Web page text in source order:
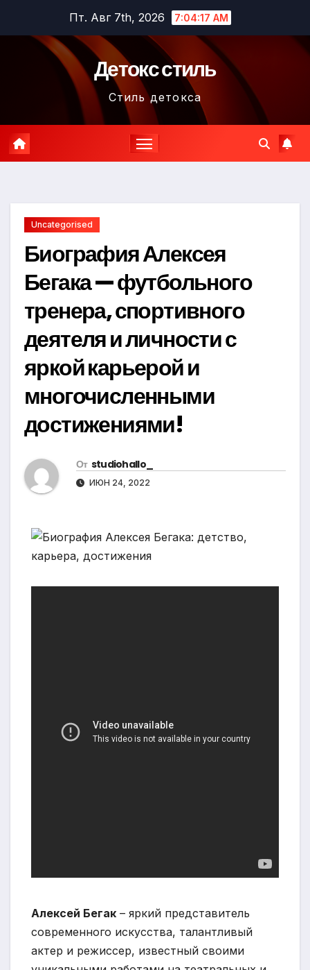
содержимому
Пт. Авг 7th, 2026 7:04:18 AM
Детокс стиль
Стиль детокса
Uncategorised
Биография Алексея
Бегака — футбольного
тренера, спортивного
деятеля и личности с
яркой карьерой и
многочисленными
достижениями!
От studiohallo_
ИЮН 24, 2022
Алексей Бегак – яркий представитель
современного искусства, талантливый
актер и режиссер, известный своими